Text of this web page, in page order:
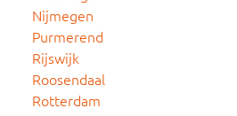
Nijmegen
Purmerend
Rijswijk
Roosendaal
Rotterdam